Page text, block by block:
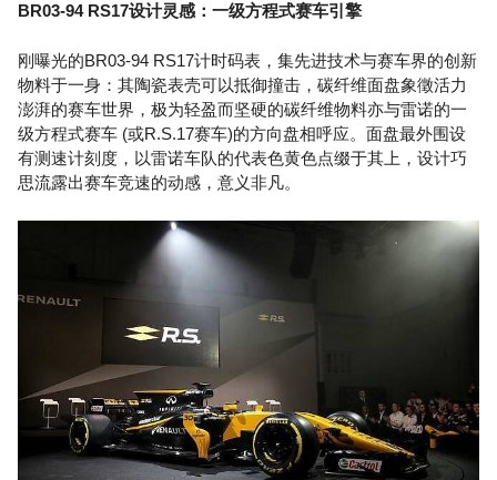
BR03-94 RS17设计灵感：一级方程式赛车引擎
刚曝光的BR03-94 RS17计时码表，集先进技术与赛车界的创新
物料于一身：其陶瓷表壳可以抵御撞击，碳纤维面盘象徵活力
澎湃的赛车世界，极为轻盈而坚硬的碳纤维物料亦与雷诺的一
级方程式赛车 (或R.S.17赛车)的方向盘相呼应。面盘最外围设
有测速计刻度，以雷诺车队的代表色黄色点缀于其上，设计巧
思流露出赛车竞速的动感，意义非凡。